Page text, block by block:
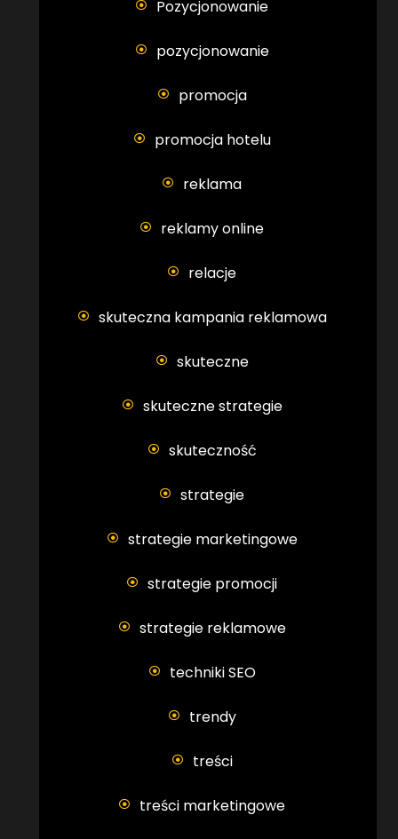
Pozycjonowanie
pozycjonowanie
promocja
promocja hotelu
reklama
reklamy online
relacje
skuteczna kampania reklamowa
skuteczne
skuteczne strategie
skuteczność
strategie
strategie marketingowe
strategie promocji
strategie reklamowe
techniki SEO
trendy
treści
treści marketingowe